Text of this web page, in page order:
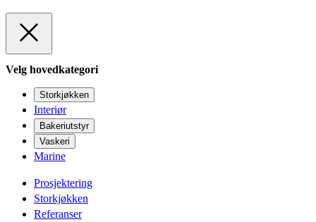
Velg hovedkategori
Storkjøkken
Interiør
Bakeriutstyr
Vaskeri
Marine
Prosjektering
Storkjøkken
Referanser